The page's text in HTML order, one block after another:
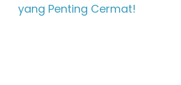
yang Penting Cermat!